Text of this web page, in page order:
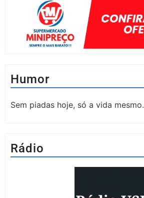
Humor
Sem piadas hoje, só a vida mesmo.
Rádio